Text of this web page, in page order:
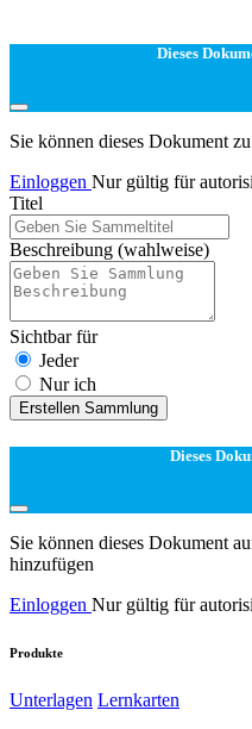
Dieses
Sie können dieses Dokument
Einloggen Nur gültig für
Titel
Beschreibung (wahlweise)
Sichtbar für
Jeder
Nur ich
Erstellen Sammlung
Dieses
Sie können dieses Dokument
hinzufügen
Einloggen Nur gültig für
Produkte
Unterlagen Lernkarten